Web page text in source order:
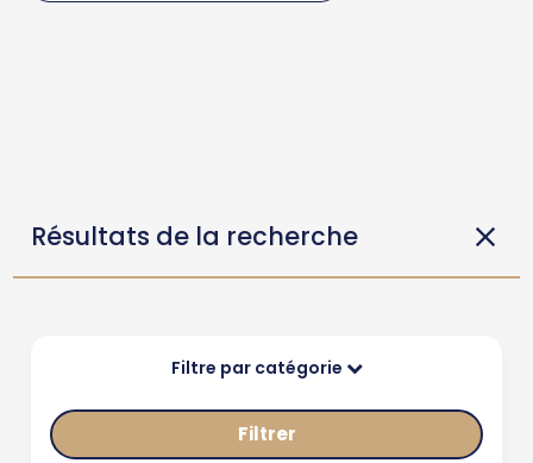
Résultats de la recherche
Filtre par catégorie
Filtrer